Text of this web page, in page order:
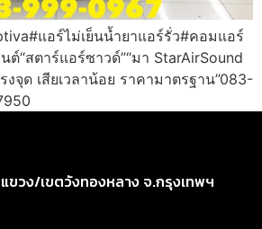
แอร์ไม่เย็นน้ำยาแอร์รั่ว#คอมแอร์
ต์“สตาร์แอร์ซาวด์”“มา StarAirSound
งจุด เสียเวลาน้อย ราคามาตรฐาน”083-
ขวง/เขตวังทองหลาง จ.กรุงเทพฯ